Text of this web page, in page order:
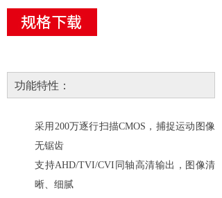
功能特性：
采用200万逐行扫描CMOS，捕捉运动图像
无锯齿
支持AHD/TVI/CVI同轴高清输出，图像清
晰、细腻